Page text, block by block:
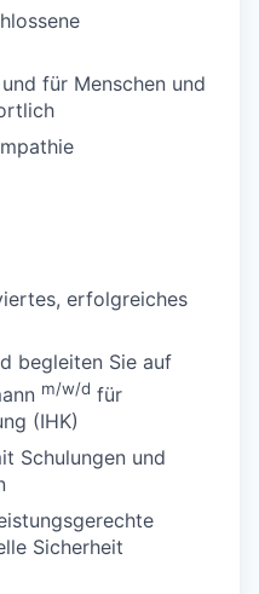
für Menschen und
erfolgreiches
begleiten Sie auf
m/w/d für
(IHK)
Schulungen und
Sicherheit